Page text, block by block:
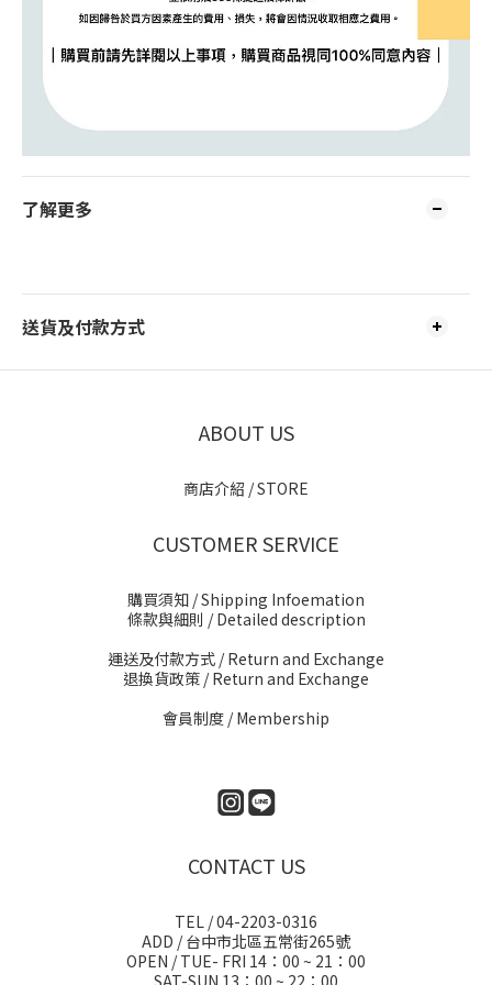
了解更多
送貨及付款方式
ABOUT US
商店介紹 / STORE
CUSTOMER SERVICE
購買須知 / Shipping Infoemation
條款與細則 / Detailed description
運送及付款方式 / Return and Exchange
退換貨政策 / Return and Exchange
會員制度 / Membership
CONTACT US
TEL / 04-2203-0316
ADD / 台中市北區五常街265號
OPEN / TUE- FRI 14：00 ~ 21：00